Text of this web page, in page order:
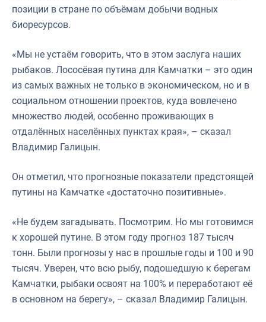
позиции в стране по объёмам добычи водных
биоресурсов.
«Мы не устаём говорить, что в этом заслуга наших
рыбаков. Лососёвая путина для Камчатки – это один
из самых важных не только в экономическом, но и в
социальном отношении проектов, куда вовлечено
множество людей, особенно проживающих в
отдалённых населённых пунктах края», – сказал
Владимир Галицын.
Он отметил, что прогнозные показатели предстоящей
путины на Камчатке «достаточно позитивные».
«Не будем загадывать. Посмотрим. Но мы готовимся
к хорошей путине. В этом году прогноз 187 тысяч
тонн. Были прогнозы у нас в прошлые годы и 100 и 90
тысяч. Уверен, что всю рыбу, подошедшую к берегам
Камчатки, рыбаки освоят на 100% и переработают её
в основном на берегу», – сказал Владимир Галицын.